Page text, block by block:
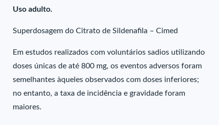
Uso adulto.
Superdosagem do Citrato de Sildenafila – Cimed
Em estudos realizados com voluntários sadios utilizando
doses únicas de até 800 mg, os eventos adversos foram
semelhantes àqueles observados com doses inferiores;
no entanto, a taxa de incidência e gravidade foram
maiores.